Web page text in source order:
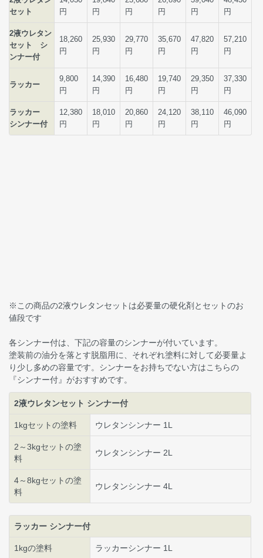
※この商品の2液ウレタンセットは必要量の硬化剤とセットのお
値段です
各シンナー付は、下記の容量のシンナーが付いています。
塗装前の油分を落とす脱脂用に、それぞれ塗料に対して必要量よ
り少し多めの容量です。シンナーをお持ちでない方はこちらの
『シンナー付』がおすすめです。
2液ウレタンセット シンナー付
1kgセットの塗料 ウレタンシンナー 1L
2～3kgセットの塗
料
ウレタンシンナー 2L
4～8kgセットの塗
料
ウレタンシンナー 4L
ラッカー シンナー付
1kgの塗料 ラッカーシンナー 1L